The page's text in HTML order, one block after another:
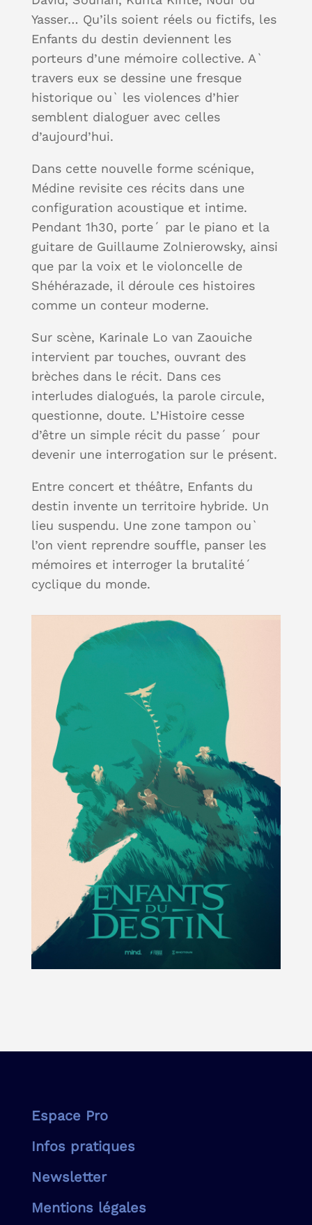
Yasser… Qu’ils soient réels ou fictifs, les
Enfants du destin deviennent les
porteurs d’une mémoire collective. A`
travers eux se dessine une fresque
historique ou` les violences d’hier
semblent dialoguer avec celles
d’aujourd’hui.
Dans cette nouvelle forme scénique,
Médine revisite ces récits dans une
configuration acoustique et intime.
Pendant 1h30, porte´ par le piano et la
guitare de Guillaume Zolnierowsky, ainsi
que par la voix et le violoncelle de
Shéhérazade, il déroule ces histoires
comme un conteur moderne.
Sur scène, Karinale Lo van Zaouiche
intervient par touches, ouvrant des
brèches dans le récit. Dans ces
interludes dialogués, la parole circule,
questionne, doute. L’Histoire cesse
d’être un simple récit du passe´ pour
devenir une interrogation sur le présent.
Entre concert et théâtre, Enfants du
destin invente un territoire hybride. Un
lieu suspendu. Une zone tampon ou`
l’on vient reprendre souffle, panser les
mémoires et interroger la brutalité´
cyclique du monde.
Espace Pro
Infos pratiques
Newsletter
Mentions légales